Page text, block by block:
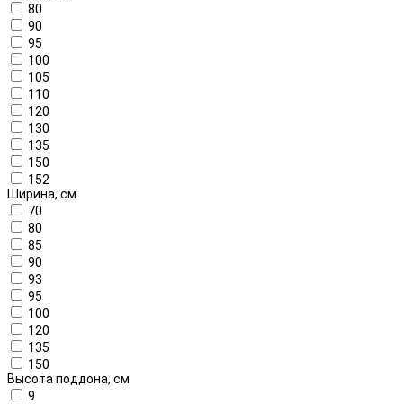
80
90
95
100
105
110
120
130
135
150
152
Ширина, см
70
80
85
90
93
95
100
120
135
150
Высота поддона, см
9